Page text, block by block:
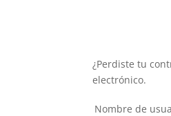
¿Perdiste tu
electrónico.
Nombre de